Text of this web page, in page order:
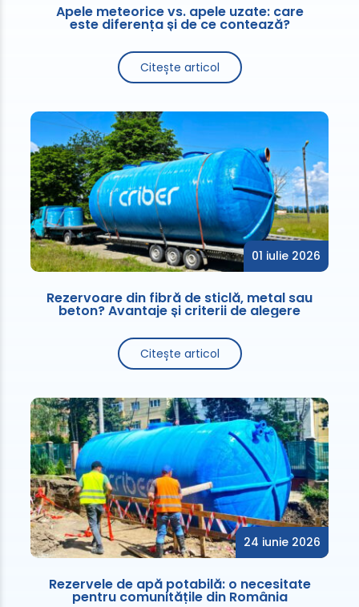
Apele meteorice vs. apele uzate: care
este diferența și de ce contează?
Citește articol
01 iulie 2026
Rezervoare din fibră de sticlă, metal sau
beton? Avantaje și criterii de alegere
Citește articol
24 iunie 2026
Rezervele de apă potabilă: o necesitate
pentru comunitățile din România